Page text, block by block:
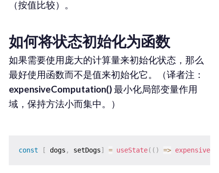
（按值比较）。
如何将状态初始化为函数
如果需要使用庞大的计算量来初始化状态，那么
最好使用函数而不是值来初始化它。（译者注：
expensiveComputation()最小化局部变量作用
域，保持方法小而集中。）
const [ dogs , setDogs] = useState( ( ) =>